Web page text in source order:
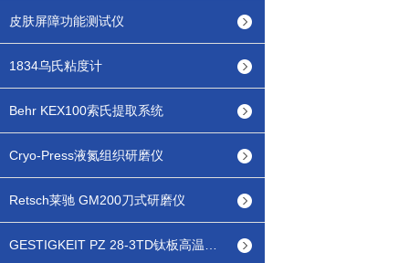
皮肤屏障功能测试仪
1834乌氏粘度计
Behr KEX100索氏提取系统
Cryo-Press液氮组织研磨仪
Retsch莱驰 GM200刀式研磨仪